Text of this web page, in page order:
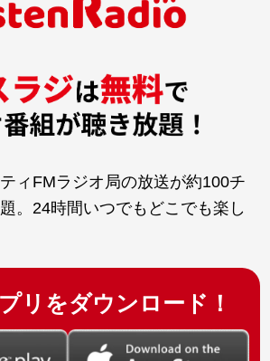
ィFMラジオ局の放送が約100チ
。24時間いつでもどこでも楽し
リをダウンロード！